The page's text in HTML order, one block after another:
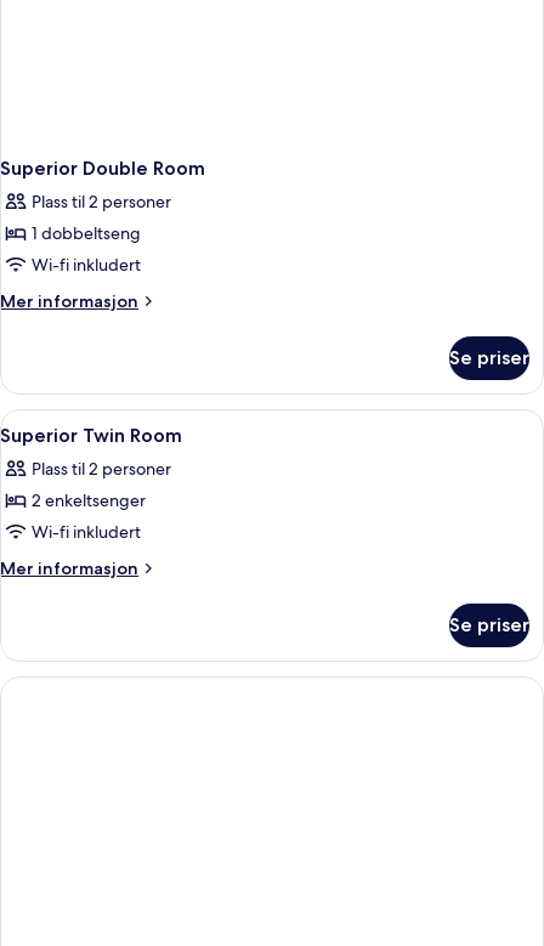
Superior Double Room
Plass til 2 personer
1 dobbeltseng
Wi-fi inkludert
Mer informasjon
Mer
Double
Room
Se priser
Åpne
alle
bildene
av
Superior
Twin
Skrivebord, blendingsgardiner,
1
Superior Twin Room
Plass til 2 personer
2 enkeltsenger
Wi-fi inkludert
Mer informasjon
Mer
Twin
Room
Se priser